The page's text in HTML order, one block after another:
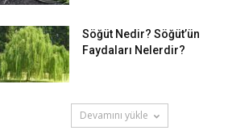
Söğüt Nedir? Söğüt’ün
Faydaları Nelerdir?
Devamını yükle